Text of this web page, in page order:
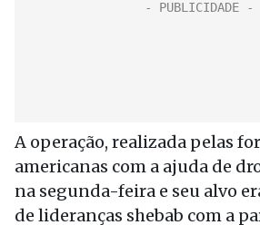
A operação, realizada pelas
americanas com a ajuda de
na segunda-feira e seu alvo
de lideranças shebab com a